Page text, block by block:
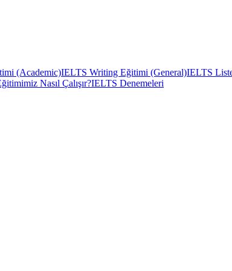
(Academic)IELTS Writing Eğitimi (General)IELTS
Nasıl Çalışır?IELTS Denemeleri